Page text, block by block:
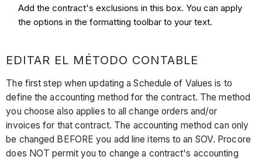
Add the contract's exclusions in this box. You can apply
the options in the formatting toolbar to your text.
EDITAR EL MÉTODO CONTABLE
The first step when updating a Schedule of Values is to
define the accounting method for the contract. The method
you choose also applies to all change orders and/or
invoices for that contract. The accounting method can only
be changed BEFORE you add line items to an SOV. Procore
does NOT permit you to change a contract's accounting